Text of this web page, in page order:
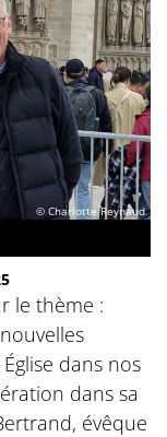
© Charlotte Reynaud
le thème :
dans nos
dans sa
évêque